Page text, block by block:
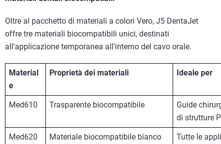
Oltre al pacchetto di materiali a colori Vero, J5 DentaJet
offre tre materiali biocompatibili unici, destinati
all'applicazione temporanea all'interno del cavo orale.
Material
e
Proprietà dei materiali Ideale per
Med610 Trasparente biocompatibile
Guide
di strutture
Med620
Materiale biocompatibile bianco
Tutte le